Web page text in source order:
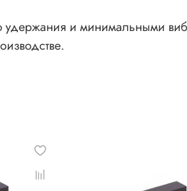
и минимальными